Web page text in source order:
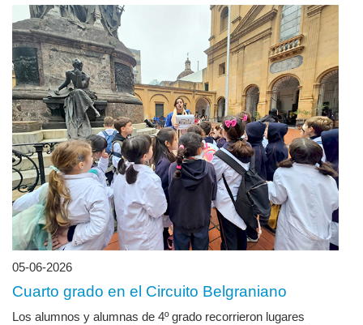
05-06-2026
Cuarto grado en el Circuito Belgraniano
Los alumnos y alumnas de 4º grado recorrieron lugares